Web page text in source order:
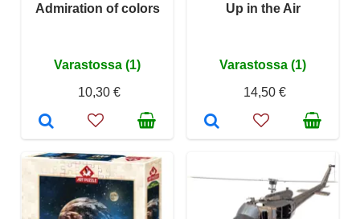
Admiration of colors
Varastossa (1)
10,30 €
Up in the Air
Varastossa (1)
14,50 €